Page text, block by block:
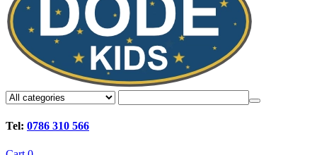
Tel: 0786 310 566